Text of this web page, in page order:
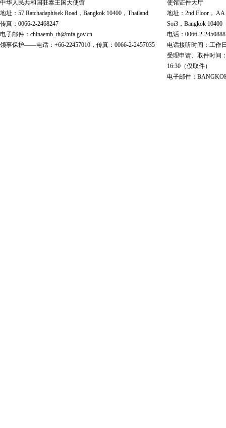
中华人民共和国驻泰王国大使馆
地址：57 Ratchadaphisek Road，Bangkok 10400，Thailand
传真：0066-2-2468247
电子邮件：chinaemb_th@mfa.gov.cn
领事保护——电话：+66-22457010，传真：0066-2-2457035
使馆证件大厅
地址：2nd Floor， AA
Soi3，Bangkok 10400
电话：0066-2-
电话接听时间：工作
受理申请、取件时间
16:30（仅取件）
电子邮件：